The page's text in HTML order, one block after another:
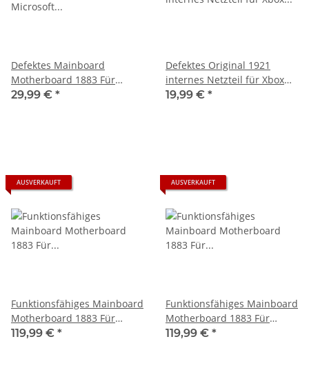
Defektes Mainboard
Motherboard 1883 Für
Microsoft Xbox Series S -
29,99 € *
Defektes Original 1921
internes Netzteil für Xbox
Series S Spielkonsole 220V
19,99 € *
AUSVERKAUFT
Funktionsfähiges Mainboard
Motherboard 1883 Für
Microsoft Xbox Series S -
119,99 € *
AUSVERKAUFT
Funktionsfähiges Mainboard
Motherboard 1883 Für
Microsoft Xbox Series S -
119,99 € *